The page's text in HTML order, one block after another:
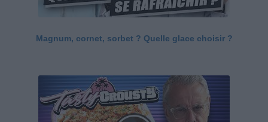
Magnum, cornet, sorbet ? Quelle glace choisir ?